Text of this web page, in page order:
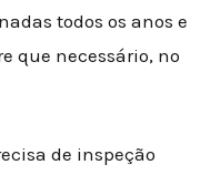
todos os anos e
que necessário, no
de inspeção